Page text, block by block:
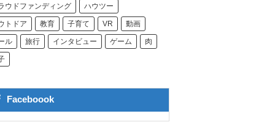
ウドファンディング ハウツー
トドア 教育 子育て VR 動画
ル 旅行 インタビュー ゲーム 肉
Faceboook